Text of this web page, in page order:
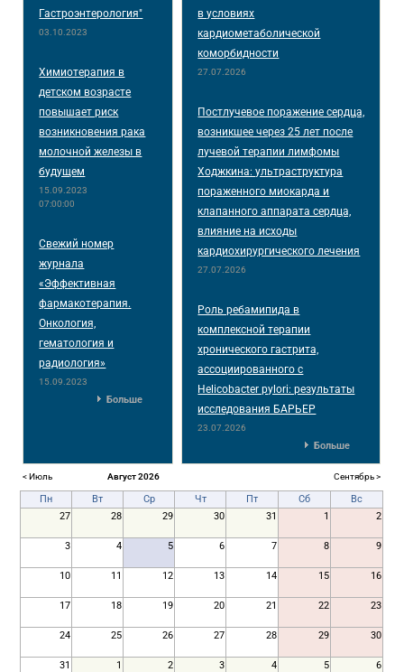
Гастроэнтерология"
03.10.2023
Химиотерапия в
детском возрасте
повышает риск
возникновения рака
молочной железы в
будущем
15.09.2023
07:00:00
Свежий номер
журнала
«Эффективная
фармакотерапия.
Онкология,
гематология и
радиология»
15.09.2023
Больше
в условиях
кардиометаболической
коморбидности
27.07.2026
Постлучевое поражение сердца,
возникшее через 25 лет после
лучевой терапии лимфомы
Ходжкина: ультраструктура
пораженного миокарда и
клапанного аппарата сердца,
влияние на исходы
кардиохирургического лечения
27.07.2026
Роль ребамипида в
комплексной терапии
хронического гастрита,
ассоциированного с
Helicobacter pylori: результаты
исследования БАРЬЕР
23.07.2026
Больше
< Июль Август 2026 Сентябрь >
Пн Вт Ср Чт Пт Сб
Вс
27
28 29 30 31 1 2
3 4 5 6 7 8 9
10 11 12 13 14 15 16
17 18 19 20 21 22 23
24 25 26 27 28 29 30
31 1 2 3 4 5 6